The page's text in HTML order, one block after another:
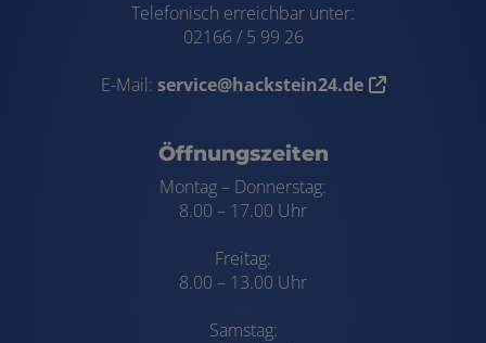
Telefonisch erreichbar unter:
02166 / 5 99 26
E-Mail: service@hackstein24.de
Öffnungszeiten
Montag – Donnerstag:
8.00 – 17.00 Uhr
Freitag:
8.00 – 13.00 Uhr
Samstag: